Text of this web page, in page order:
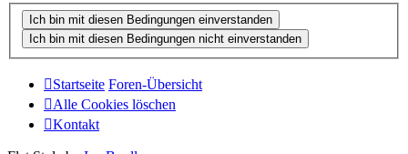
Startseite Foren-Übersicht
Alle Cookies löschen
Kontakt